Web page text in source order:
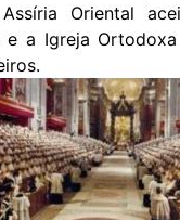
Oriental
e a Igreja